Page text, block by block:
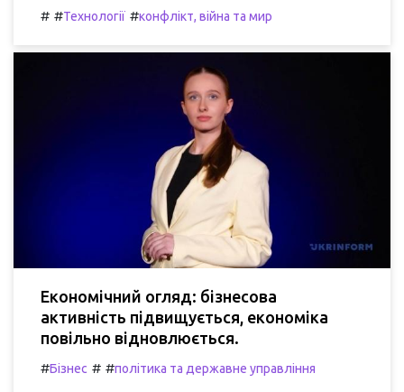
# #Технології #конфлікт, війна та мир
Економічний огляд: бізнесова
активність підвищується, економіка
повільно відновлюється.
#Бізнес # #політика та державне управління